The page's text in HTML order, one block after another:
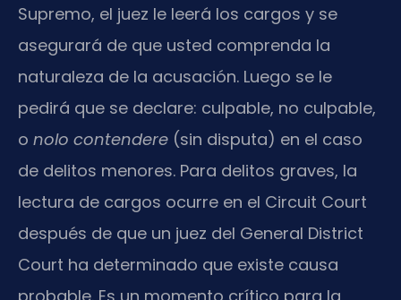
Supremo, el juez le leerá los cargos y se
asegurará de que usted comprenda la
naturaleza de la acusación. Luego se le
pedirá que se declare: culpable, no culpable,
o nolo contendere (sin disputa) en el caso
de delitos menores. Para delitos graves, la
lectura de cargos ocurre en el Circuit Court
después de que un juez del General District
Court ha determinado que existe causa